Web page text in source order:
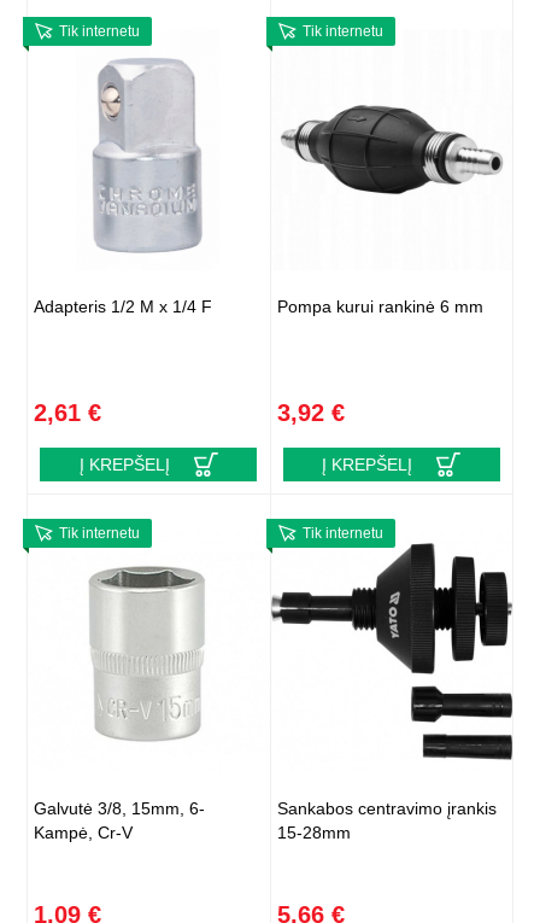
Tik internetu
Adapteris 1/2 M x 1/4 F
2,61 €
Į KREPŠELĮ
Tik internetu
Pompa kurui rankinė 6 mm
3,92 €
Į KREPŠELĮ
Tik internetu
Galvutė 3/8, 15mm, 6-
Kampė, Cr-V
1,09 €
Tik internetu
Sankabos centravimo įrankis
15-28mm
5,66 €